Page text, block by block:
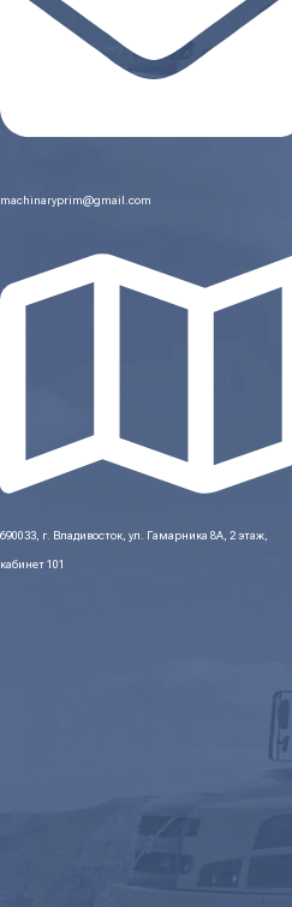
machinaryprim@gmail.com
690033, г. Владивосток, ул. Гамарника 8А, 2 этаж,
кабинет 101